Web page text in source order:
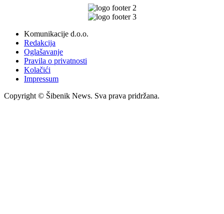
Komunikacije d.o.o.
Redakcija
Oglašavanje
Pravila o privatnosti
Kolačići
Impressum
Copyright © Šibenik News. Sva prava pridržana.